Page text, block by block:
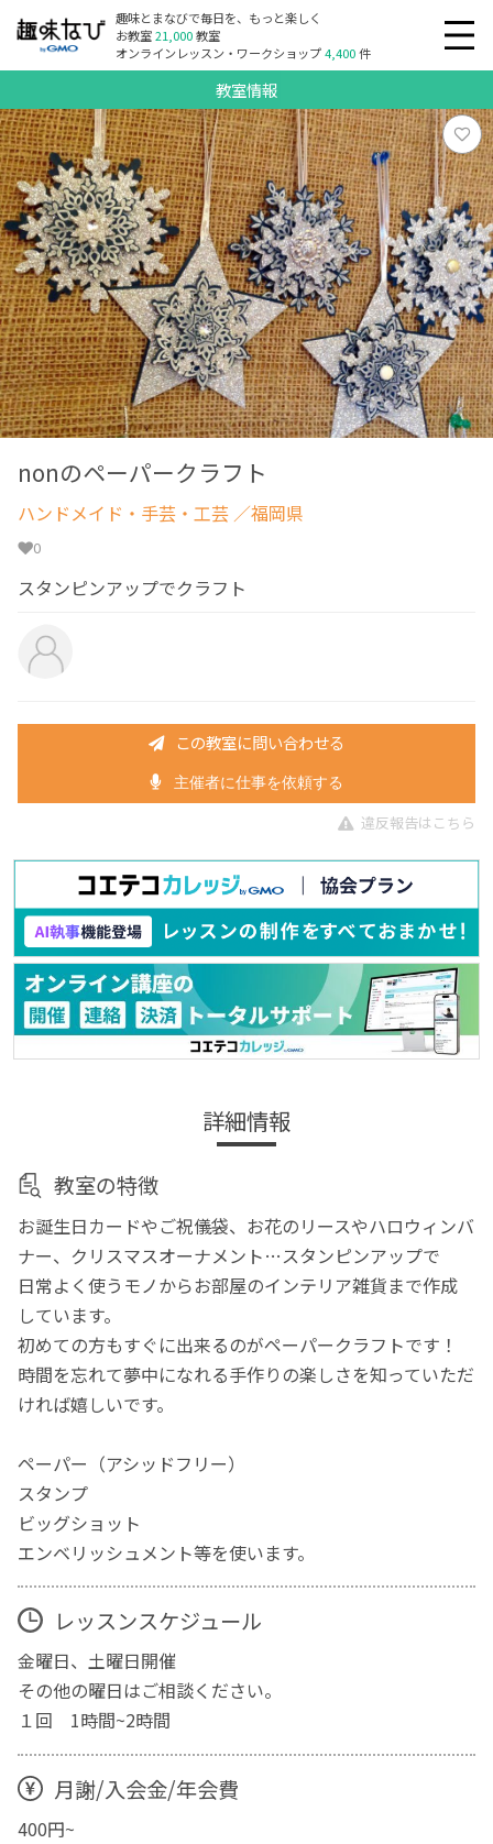
趣味とまなびで毎日を、もっと楽しく
お教室21,000教室
オンラインレッスン・ワークショップ4,400件
教室情報
nonのペーパークラフト
ハンドメイド・手芸・工芸 ／福岡県
0
スタンピンアップでクラフト
この教室に問い合わせる
主催者に仕事を依頼する
違反報告はこちら
詳細情報
教室の特徴
お誕生日カードやご祝儀袋、お花のリースやハロウィンバ
ナー、クリスマスオーナメント…スタンピンアップで
日常よく使うモノからお部屋のインテリア雑貨まで作成
しています。
初めての方もすぐに出来るのがペーパークラフトです！
時間を忘れて夢中になれる手作りの楽しさを知っていただ
ければ嬉しいです。
ペーパー（アシッドフリー）
スタンプ
ビッグショット
エンベリッシュメント等を使います。
レッスンスケジュール
金曜日、土曜日開催
その他の曜日はご相談ください。
１回 1時間~2時間
月謝/入会金/年会費
400円~